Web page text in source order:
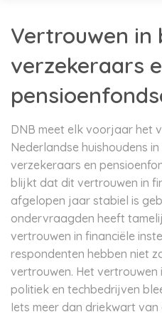
Vertrouwen in
verzekeraars
DNB meet elk voorjaar het
Nederlandse huishoudens
verzekeraars en
blijkt dat dit vertrouwen in
afgelopen jaar stabiel is
ondervraagden heeft
vertrouwen in financiële
respondenten hebben niet
vertrouwen. Het
politiek en techbedrijven
Iets meer dan driekwart